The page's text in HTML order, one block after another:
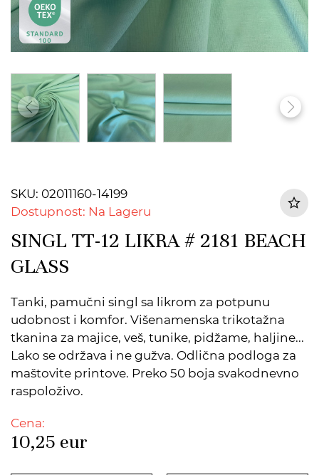
SKU: 02011160-14199
Dostupnost: Na Lageru
SINGL TT-12 LIKRA # 2181 BEACH
GLASS
Tanki, pamučni singl sa likrom za potpunu
udobnost i komfor. Višenamenska trikotažna
tkanina za majice, veš, tunike, pidžame, haljine...
Lako se održava i ne gužva. Odlična podloga za
maštovite printove. Preko 50 boja svakodnevno
raspoloživo.
Cena:
10,25 eur